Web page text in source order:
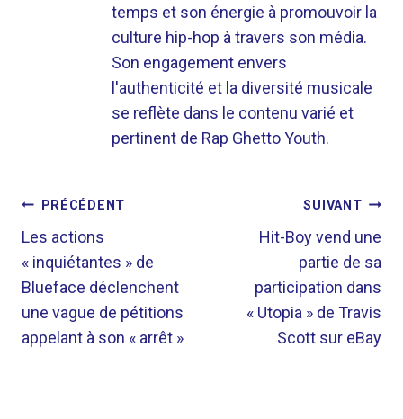
temps et son énergie à promouvoir la
culture hip-hop à travers son média.
Son engagement envers
l'authenticité et la diversité musicale
se reflète dans le contenu varié et
pertinent de Rap Ghetto Youth.
NAVIGATION
DE
L’ARTICLE
PRÉCÉDENT
Les actions
« inquiétantes » de
Blueface déclenchent
une vague de pétitions
appelant à son « arrêt »
SUIVANT
Hit-Boy vend une
partie de sa
participation dans
« Utopia » de Travis
Scott sur eBay